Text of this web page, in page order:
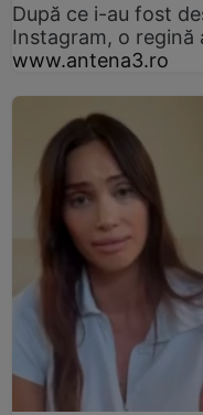
După ce i-au fost
Instagram, o regină
www.antena3.ro